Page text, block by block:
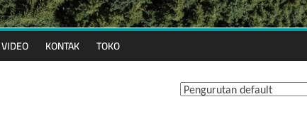
VIDEO KONTAK TOKO